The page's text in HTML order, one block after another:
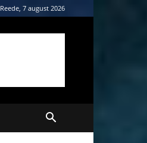
Reede, 7 august 2026